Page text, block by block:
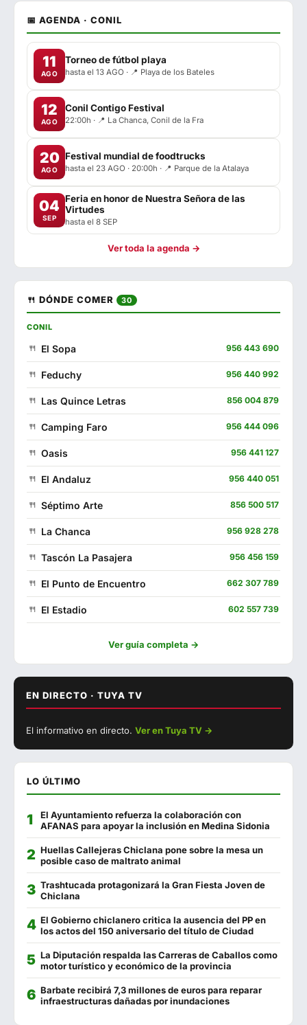
📅 AGENDA · CONIL
11
AGO
Torneo de fútbol playa
hasta el 13 AGO · 📍 Playa de los Bateles
12
AGO
Conil Contigo Festival
22:00h · 📍 La Chanca, Conil de la Fra
20
AGO
Festival mundial de foodtrucks
hasta el 23 AGO · 20:00h · 📍 Parque de la Atalaya
04
SEP
Feria en honor de Nuestra Señora de las
Virtudes
hasta el 8 SEP
Ver toda la agenda →
🍴 DÓNDE COMER 30
CONIL
El Sopa 956 443 690
Feduchy 956 440 992
Las Quince Letras 856 004 879
Camping Faro 956 444 096
Oasis 956 441 127
El Andaluz 956 440 051
Séptimo Arte 856 500 517
La Chanca 956 928 278
Tascón La Pasajera 956 456 159
El Punto de Encuentro 662 307 789
El Estadio 602 557 739
Francisco Fontanilla 956 440 802
El Pasaje 956 440 098
Cervecería Los Tres Hermanos 956 441 280
Casa Manolo Fuguilla 956 444 080
La Plazuela Gastrobar
Catalina 744 743 863
La Almazara
Antantié Food Experience 956 444 030
Campito
El Mercado
Malabata 625 293 879
Ver guía completa →
EN DIRECTO · TUYA TV
EN DIRECTO
El informativo en directo. Ver en Tuya TV →
LO ÚLTIMO
El Ayuntamiento refuerza la colaboración con
AFANAS para apoyar la inclusión en Medina Sidonia
Huellas Callejeras Chiclana pone sobre la mesa un
posible caso de maltrato animal
Trashtucada protagonizará la Gran Fiesta Joven de
Chiclana
El Gobierno chiclanero critica la ausencia del PP en
los actos del 150 aniversario del título de Ciudad
La Diputación respalda las Carreras de Caballos como
motor turístico y económico de la provincia
Barbate recibirá 7,3 millones de euros para reparar
infraestructuras dañadas por inundaciones